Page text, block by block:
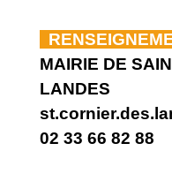
MAIRIE DE
LANDES
02 33 66 82 88